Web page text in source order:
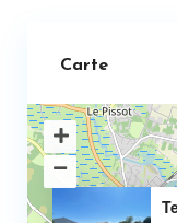
Carte